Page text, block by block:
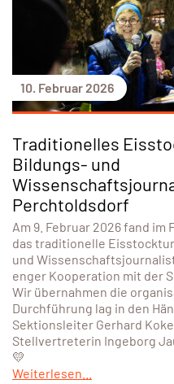
10. Februar 2026
Traditionelles
Bildungs- und
Perchtoldsdorf
Am 9. Februar 2026 fand
das traditionelle
und
enger Kooperation mit der
Wir übernahmen die
Durchführung lag in den
Sektionsleiter Gerhard
Stellvertreterin Ingeborg
💛
Weiterlesen...